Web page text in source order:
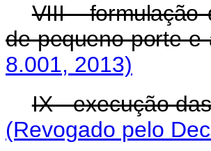
VIII - formulação
de pequeno porte e
8.001, 2013)
IX - execução
(Revogado pelo